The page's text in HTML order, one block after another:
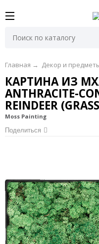
Главная → Декор и
КАРТИНА ИЗ
ANTHRACITE-
REINDEER
Moss Painting
Поделиться